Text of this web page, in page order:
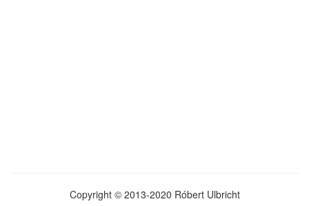
Copyright © 2013-2020 Róbert Ulbricht